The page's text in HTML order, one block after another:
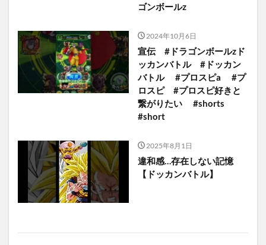
ゴンボールz
2024年10月6日
宣伝 #ドラゴンボールzド
ッカンバトル #ドッカン
バトル #プロスピa #プ
ロスピ #プロスピ好きと
繋がりたい #shorts
#short
2025年8月1日
違和感…存在しない記憶
【ドッカンバトル】